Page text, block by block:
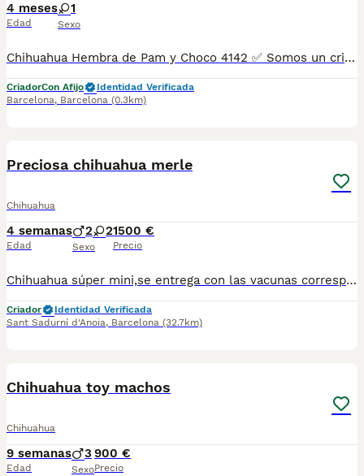
4 meses
Edad
1
Sexo
Chihuahua Hembra de Pam y Choco 4142 ✅ Somos un criadero autorizado y certificado por la Generalitat de Catalunya bajo el número de Núcleo Zoológico G25/00314. PARA MÁS INFORMACIÓN: ☎️ 933095977 📱 685878504 / 674320847 🐶 Programa una visita para conocerlos 💻 Más fotos y vídeos en nuestra web www.aquanatura.es 🚙 Hacemos envíos 📌 Calle Roger de Flor 45, muy cerca del Arc de Triomf de Barcelona, de Lunes a Sábados. Se entregan con sus vacunas, desparasitados interna y externamente, con microchip y su registro, cartilla sanitaria y contrato de garantías, documentación legal y factura. AQUANATURA
CriadorCon Afijo
Identidad Verificada
Barcelona, Barcelona (0.3km)
Preciosa chihuahua merle
Chihuahua
4 semanas
Edad
2 2
Sexo
1500 €
Precio
Chihuahua súper mini,se entrega con las vacunas correspondientes chip y kip alimentación.Para más información escribir o llamar al 682908382
Criador
Identidad Verificada
Sant Sadurní d'Anoia, Barcelona (32.7km)
Chihuahua toy machos
Chihuahua
9 semanas
Edad
3
Sexo
900 €
Precio